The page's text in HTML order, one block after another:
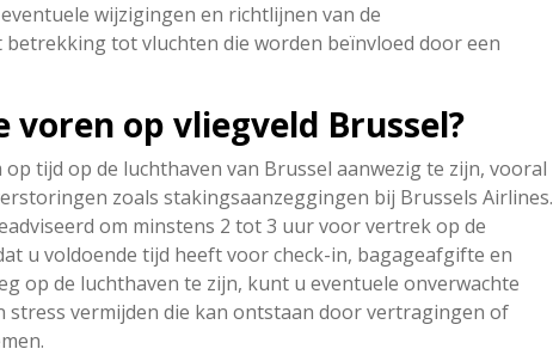
wijzigingen en richtlijnen van de
tot vluchten die worden beïnvloed door een
voren op vliegveld Brussel?
tijd op de luchthaven van Brussel aanwezig te zijn, vooral
zoals stakingsaanzeggingen bij Brussels Airlines.
om minstens 2 tot 3 uur voor vertrek op de
u voldoende tijd heeft voor check-in, bagageafgifte en
op de luchthaven te zijn, kunt u eventuele onverwachte
stress vermijden die kan ontstaan door vertragingen of